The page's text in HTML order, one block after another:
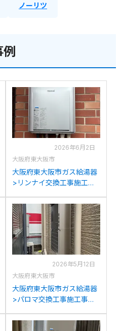
ノーリツ
例
2026年6月2日
大阪府東大阪市
大阪府東大阪市ガス給湯器
>リンナイ交換工事施工事
V2005SAWからリンナイ
RUF-K2406SAW(A)への交
換
2026年5月12日
大阪府東大阪市
大阪府東大阪市ガス給湯器
>パロマ交換工事施工事
らパロマFH-E2022SAWLへ